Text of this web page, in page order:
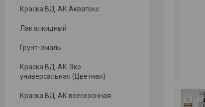
Краска ВД-АК Акватекс
Лак алкидный
Грунт-эмаль
Краска ВД-АК Эко
универсальная (Цветная)
Краска ВД-АК всесезонная